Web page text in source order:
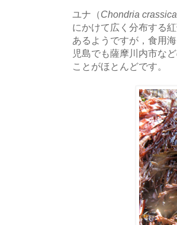
ユナ（Chondria
にかけて広く分布する
あるようですが，食用
児島でも薩摩川内市な
ことがほとんどです。